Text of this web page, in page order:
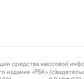
средства массовой
«РБК»